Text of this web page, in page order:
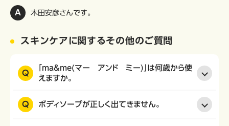
木田安彦さんです。
スキンケアに関するその他のご質問
Q
「ma&me(マー アンド ミー)」は何歳から使
えますか。
Q ボディソープが正しく出てきません。